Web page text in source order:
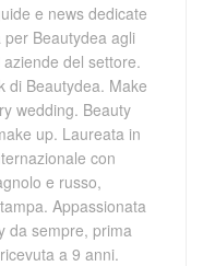
e news dedicate
Beautydea agli
del settore.
di Beautydea. Make
wedding. Beauty
up. Laureata in
con
e russo,
Appassionata
da sempre, prima
a 9 anni.